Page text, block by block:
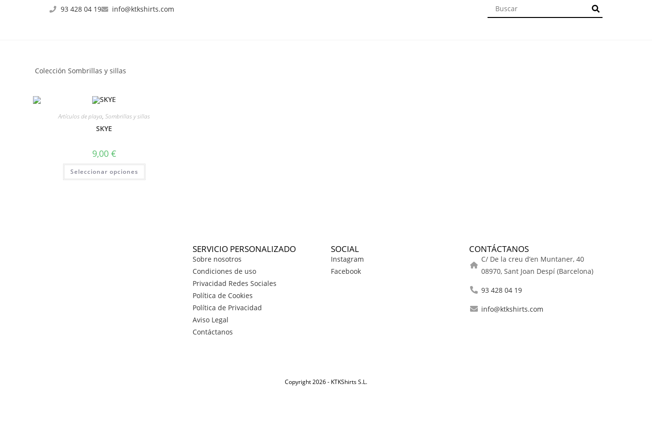
93 428 04 19 info@ktkshirts.com
Colección Sombrillas y sillas
Artículos de playa, Sombrillas y sillas
SKYE
9,00 €
Seleccionar opciones
SERVICIO PERSONALIZADO
Sobre nosotros
Condiciones de uso
Privacidad Redes Sociales
Política de Cookies
Política de Privacidad
Aviso Legal
Contáctanos
SOCIAL
Instagram
Facebook
CONTÁCTANOS
C/ De la creu d’en Muntaner, 40
08970, Sant Joan Despí (Barcelona)
93 428 04 19
info@ktkshirts.com
Copyright 2026 - KTKShirts S.L.